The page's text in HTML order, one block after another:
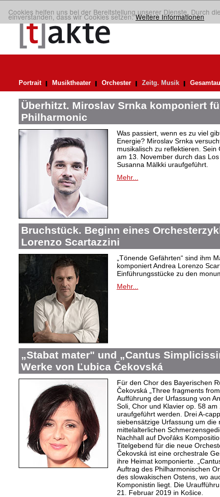
Cookies helfen uns bei der Bereitstellung unserer Dienste. Durch
einverstanden, dass wir Cookies setzen.Weitere Informationen
Portrait Musiktheater Orchester Zeitg. Musik
Überhitzt. Miroslav Srnka komponiert
Philharmonic
Was passiert, wenn es zu viel
Energie? Miroslav Srnka
musikalisch zu reflektieren. Sein
am 13. November durch das
Susanna Mälkki uraufgeführt.
Mehr...
Bruchstück. Beginn eines
Lorenzo Scartazzini
„Tönende Gefährten“ sind ihm
komponiert Andrea Lorenzo
Einführungsstücke zu den
Mehr...
„Stabat mater" und „Cantus
Werke von Ľubica Čekovská
Für den Chor des Bayerischen
Čekovská „Three fragments
Aufführung der Urfassung von
Soli, Chor und Klavier op. 58
uraufgeführt werden. Drei A-
siebensätzige Urfassung um die
mittelalterlichen
Nachhall auf Dvořáks
Titelgebend für die neue
Čekovská ist eine orchestrale
ihre Heimat komponierte.
Auftrag des Philharmonischen
des slowakischen Ostens, wo
Komponistin liegt. Die
21. Februar 2019 in Košice.